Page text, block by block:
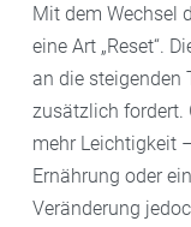
Mit dem Wechsel
eine Art „Reset“.
an die steigenden
zusätzlich fordert.
mehr Leichtigkeit
Ernährung oder
Veränderung